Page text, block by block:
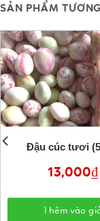
SẢN PHẨM
Đậu cúc tươi
13,000₫
Thêm vào